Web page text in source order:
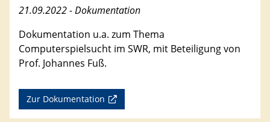
21.09.2022 - Dokumentation
Dokumentation u.a. zum Thema
Computerspielsucht im SWR, mit Beteiligung von
Prof. Johannes Fuß.
Zur Dokumentation